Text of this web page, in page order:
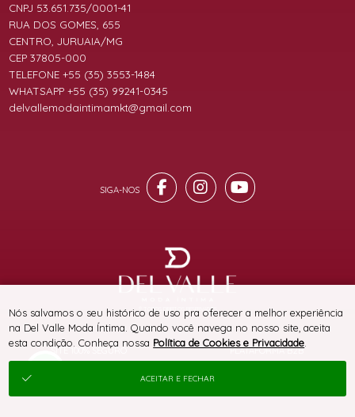
SITE 100% SEGURO PLATAFORMA B2B
CNPJ 53.651.735/0001-41
RUA DOS GOMES, 655
CENTRO, JURUAIA/MG
CEP 37805-000
TELEFONE +55 (35) 3553-1484
WHATSAPP +55 (35) 99241-0345
delvallemodaintimamkt@gmail.com
® TODOS DIREITOS RESERVADOS
Nós salvamos o seu histórico de uso pra oferecer a melhor experiência
na Del Valle Moda Íntima. Quando você navega no nosso site, aceita
esta condição. Conheça nossa Política de Cookies e Privacidade
ACEITAR E FECHAR